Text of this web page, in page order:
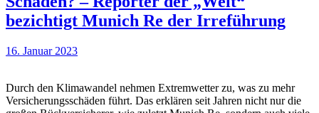
bezichtigt Munich Re der Irreführung
16. Januar 2023
Durch den Klimawandel nehmen Extremwetter zu, was zu mehr
Versicherungsschäden führt. Das erklären seit Jahren nicht nur die